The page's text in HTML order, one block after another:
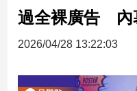
財
新
產
過全裸廣告 內
2026/04/28 13:22:03